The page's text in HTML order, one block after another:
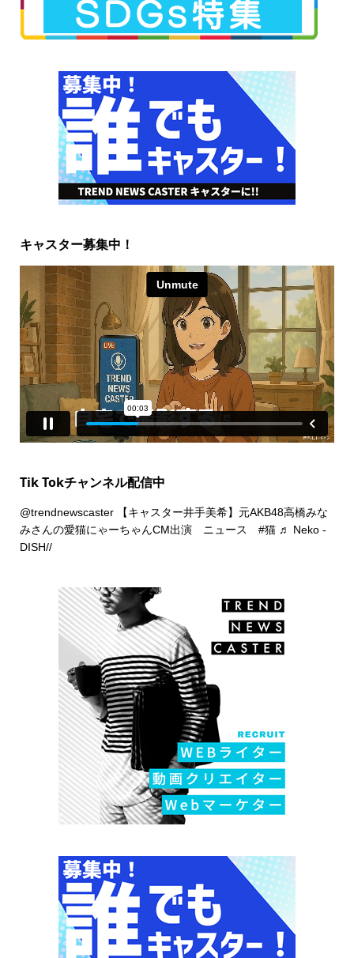
キャスター募集中！
Tik Tokチャンネル配信中
@trendnewscaster【キャスター井手美希】元AKB48高橋みな
みさんの愛猫にゃーちゃんCM出演 ニュース #猫 ♬ Neko -
DISH//